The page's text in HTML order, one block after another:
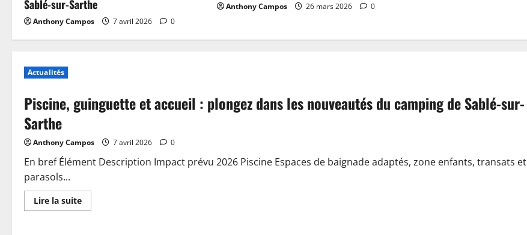
Sablé-sur-Sarthe
Anthony Campos 7 avril 2026 0
Anthony Campos 26 mars 2026 0
Actualités
Piscine, guinguette et accueil : plongez dans les nouveautés du camping de Sablé-sur-
Sarthe
Anthony Campos 7 avril 2026 0
En bref Élément Description Impact prévu 2026 Piscine Espaces de baignade adaptés, zone enfants, transats et
parasols...
Lire la suiteEn
savoir